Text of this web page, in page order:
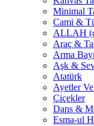
Minimal
Cami &
ALLAH
Araç &
Arma
Aşk &
Atatürk
Ayetler
Çiçekler
Dans &
Esma-ul